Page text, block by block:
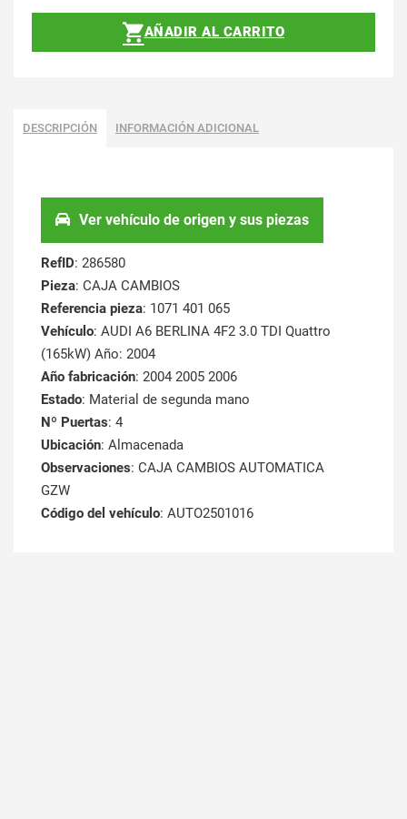
AÑADIR AL CARRITO
DESCRIPCIÓN INFORMACIÓN ADICIONAL
Ver vehículo de origen y sus piezas
RefID: 286580
Pieza: CAJA CAMBIOS
Referencia pieza: 1071 401 065
Vehículo: AUDI A6 BERLINA 4F2 3.0 TDI Quattro
(165kW) Año: 2004
Año fabricación: 2004 2005 2006
Estado: Material de segunda mano
Nº Puertas: 4
Ubicación: Almacenada
Observaciones: CAJA CAMBIOS AUTOMATICA
GZW
Código del vehículo: AUTO2501016